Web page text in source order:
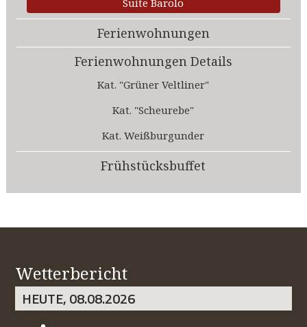
Ferienwohnungen
Ferienwohnungen Details
Kat. "Grüner Veltliner"
Kat. "Scheurebe"
Kat. Weißburgunder
Frühstücksbuffet
Wetterbericht
HEUTE, 08.08.2026